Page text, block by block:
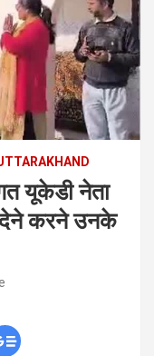
यूकेडी नेता
देने करने उनके